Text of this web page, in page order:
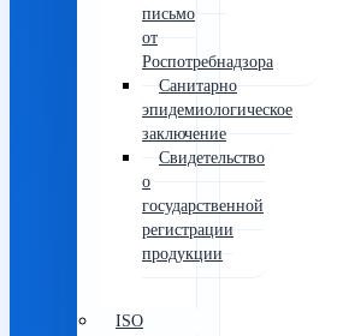
письмо
от
Роспотребнадзора
Санитарно
эпидемиологическое
заключение
Свидетельство
о
государственной
регистрации
продукции
ISO